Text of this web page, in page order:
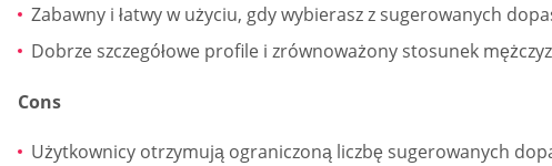
Zabawny i łatwy w użyciu, gdy wybierasz z sugerowanych
Dobrze szczegółowe profile i zrównoważony stosunek
Cons
Użytkownicy otrzymują ograniczoną liczbę sugerowanych